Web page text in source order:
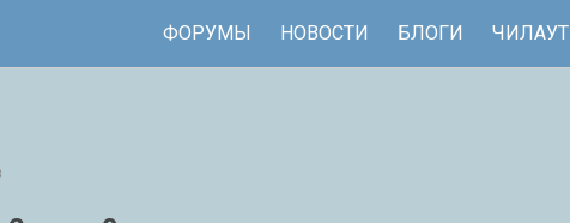
ФОРУМЫ НОВОСТИ БЛОГИ ЧИЛАУТ